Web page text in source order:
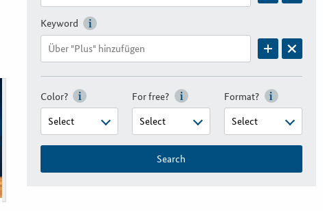
Keyword
Color? For free? Format?
Search